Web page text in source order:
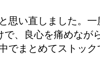
思い直しました。一
、良心を痛めなが
でまとめてストック